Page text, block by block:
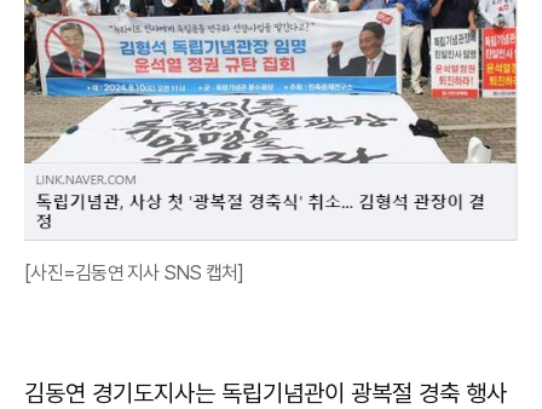
[사진=김동연 지사 SNS 캡처]
김동연 경기도지사는 독립기념관이 광복절 경축 행사